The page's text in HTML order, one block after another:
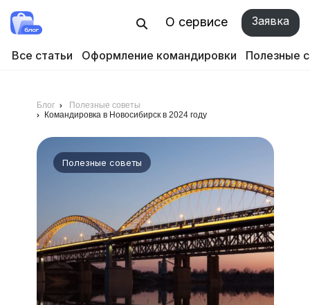
О сервисе Заявка
Все статьи Оформление командировки Полезные
Блог
Полезные советы
Командировка в Новосибирск в 2024 году
Полезные советы